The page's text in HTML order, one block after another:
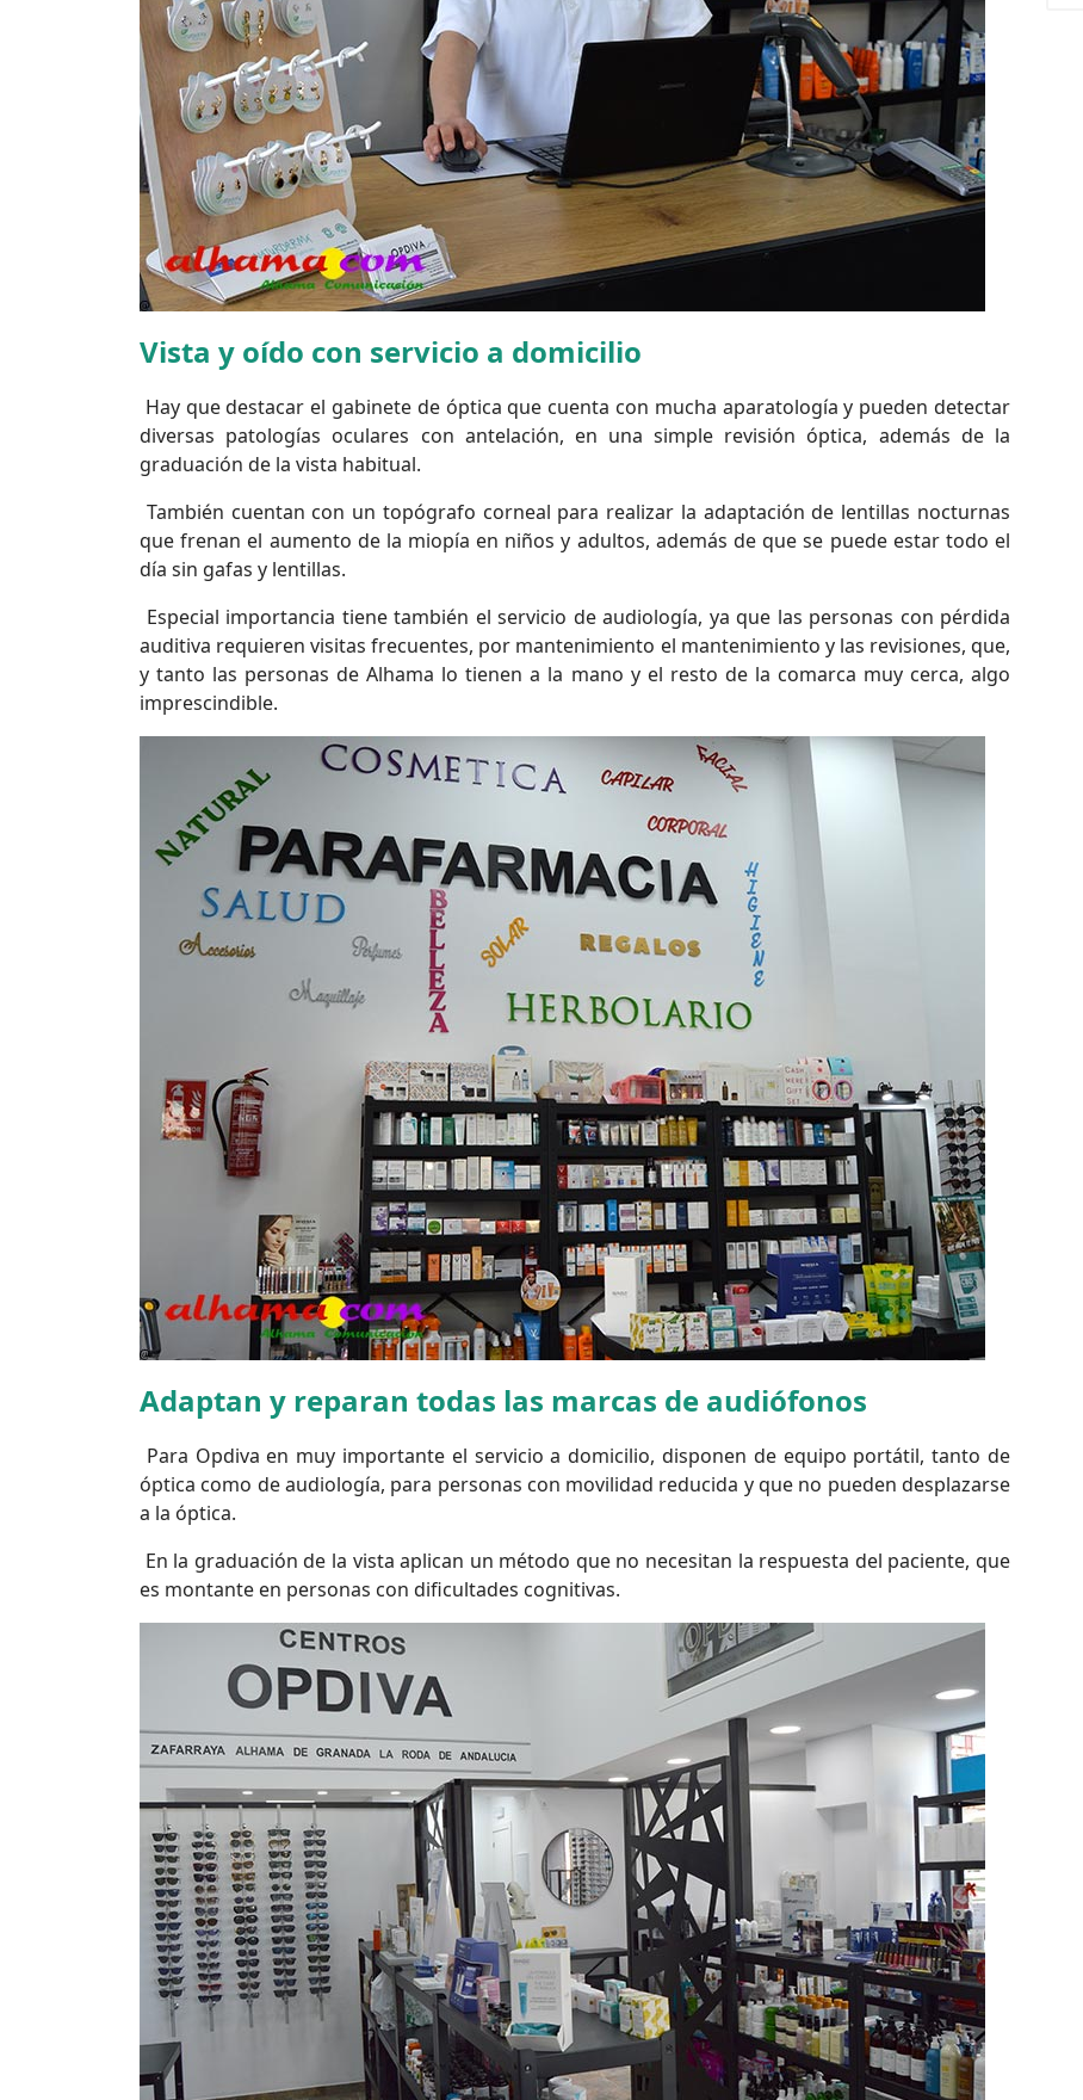
Vista y oído con servicio a domicilio
Hay que destacar el gabinete de óptica que cuenta con mucha aparatología y pueden detectar
diversas patologías oculares con antelación, en una simple revisión óptica, además de la
graduación de la vista habitual.
También cuentan con un topógrafo corneal para realizar la adaptación de lentillas nocturnas
que frenan el aumento de la miopía en niños y adultos, además de que se puede estar todo el
día sin gafas y lentillas.
Especial importancia tiene también el servicio de audiología, ya que las personas con pérdida
auditiva requieren visitas frecuentes, por mantenimiento el mantenimiento y las revisiones, que,
y tanto las personas de Alhama lo tienen a la mano y el resto de la comarca muy cerca, algo
imprescindible.
Adaptan y reparan todas las marcas de audiófonos
Para Opdiva en muy importante el servicio a domicilio, disponen de equipo portátil, tanto de
óptica como de audiología, para personas con movilidad reducida y que no pueden desplazarse
a la óptica.
En la graduación de la vista aplican un método que no necesitan la respuesta del paciente, que
es montante en personas con dificultades cognitivas.